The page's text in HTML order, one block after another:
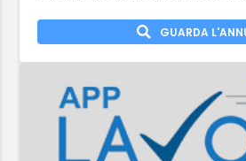
GUARDA